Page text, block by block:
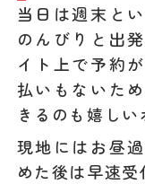
当日は週末と
のんびりと出
イト上で予約
払いもないた
きるのも嬉しい
現地にはお昼
めた後は早速受